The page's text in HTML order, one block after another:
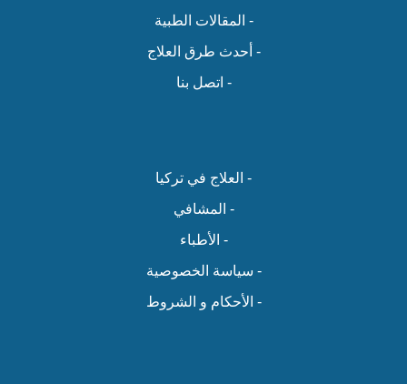
- المقالات الطبية
- أحدث طرق العلاج
- اتصل بنا
- العلاج في تركيا
- المشافي
- الأطباء
- سياسة الخصوصية
- الأحكام و الشروط